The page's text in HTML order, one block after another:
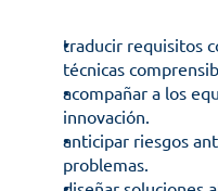
traducir requisitos
técnicas
acompañar a los
innovación.
anticipar riesgos
problemas.